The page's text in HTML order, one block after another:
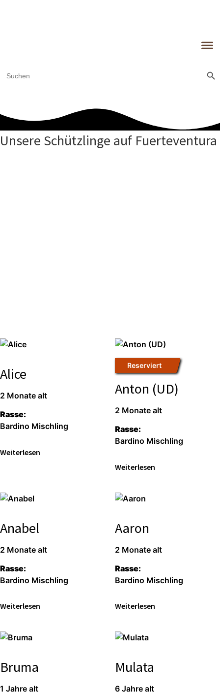
for:
Unsere Schützlinge auf Fuerteventura
Alice
2 Mona­te alt
Ras­se:
Bar­di­no Misch­ling
Wei­ter­le­sen
Reser­viert
Anton (UD)
2 Mona­te alt
Ras­se:
Bar­di­no Misch­ling
Wei­ter­le­sen
Anabel
2 Mona­te alt
Ras­se:
Bar­di­no Misch­ling
Wei­ter­le­sen
Aaron
2 Mona­te alt
Ras­se:
Bar­di­no Misch­ling
Wei­ter­le­sen
Bruma
1 Jah­re alt
Mulata
6 Jah­re alt